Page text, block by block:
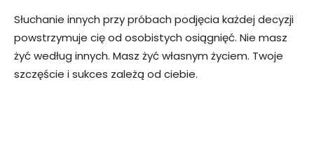
Słuchanie innych przy próbach podjęcia każdej decyzji
powstrzymuje cię od osobistych osiągnięć. Nie masz
żyć według innych. Masz żyć własnym życiem. Twoje
szczęście i sukces zależą od ciebie.